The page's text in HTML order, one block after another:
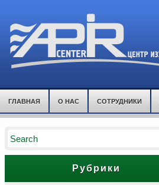
ГЛАВНАЯ О НАС СОТРУДНИКИ
Рубрики